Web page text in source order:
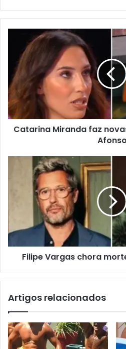
email
Catarina Miranda faz
Afonso
Filipe Vargas chora
Artigos relacionados